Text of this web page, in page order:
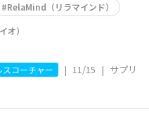
）
RelaMind（リラマインド）
オ）
スコーチャー | 11/15 | サプリ